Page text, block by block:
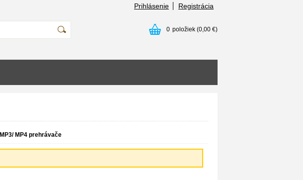
Prihlásenie Registrácia
0 položiek (0,00 €)
MP3/ MP4 prehrávače